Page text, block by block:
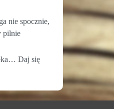
nie spocznie,
pilnie
Daj się